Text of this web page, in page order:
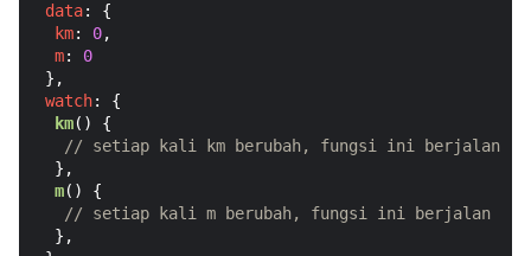
data: {
km: 0,
m: 0
},
watch: {
km( ) {
// setiap kali km berubah, fungsi ini berjalan
  },
m( ) {
// setiap kali m berubah, fungsi ini berjalan
  },